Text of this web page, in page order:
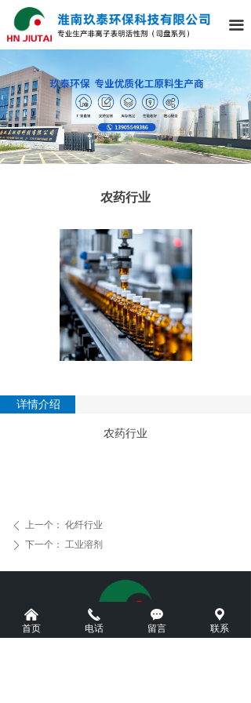
끀
农药行业
详情介绍
农药行业
ꄴ 上一个： 化纤行业
ꄲ 下一个： 工业溶剂
낀
首页
끅
电话
끁
留言
끇
联系